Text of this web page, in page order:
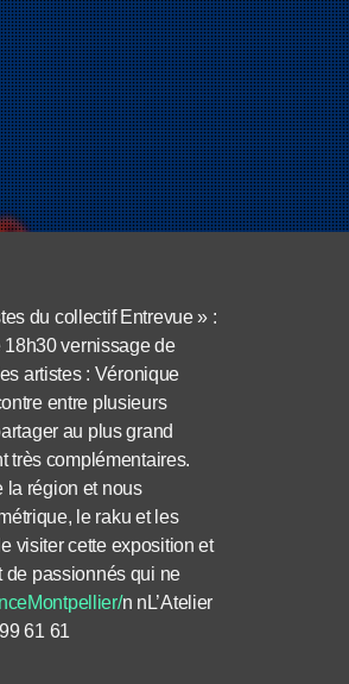
du collectif Entrevue » :
vernissage de
artistes : Véronique
entre plusieurs
au plus grand
très complémentaires.
la région et nous
le raku et les
visiter cette exposition et
de passionnés qui ne
n nL’Atelier
61 61